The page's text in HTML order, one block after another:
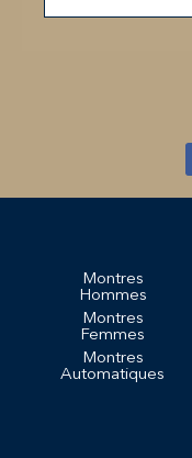
Montres
Hommes
Montres
Femmes
Montres
Automatiques